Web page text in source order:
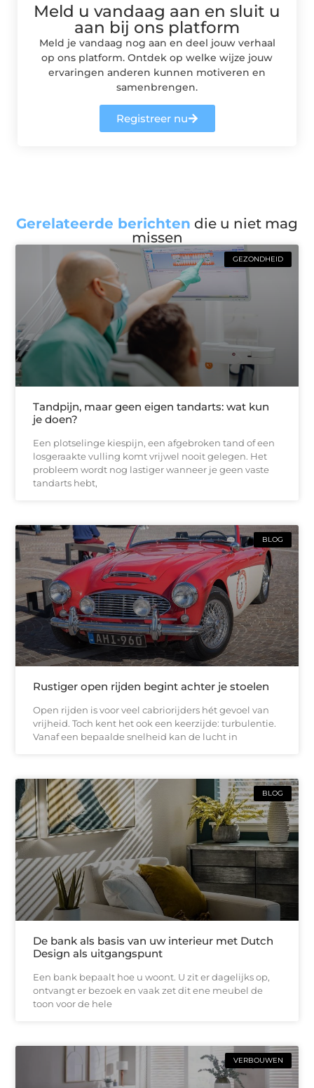
Meld u vandaag aan en sluit u
aan bij ons platform
Meld je vandaag nog aan en deel jouw verhaal
op ons platform. Ontdek op welke wijze jouw
ervaringen anderen kunnen motiveren en
samenbrengen.
Registreer nu
Gerelateerde berichten die u niet mag
missen
GEZONDHEID
Tandpijn, maar geen eigen tandarts: wat kun
je doen?
Een plotselinge kiespijn, een afgebroken tand of een
losgeraakte vulling komt vrijwel nooit gelegen. Het
probleem wordt nog lastiger wanneer je geen vaste
tandarts hebt,
BLOG
Rustiger open rijden begint achter je stoelen
Open rijden is voor veel cabriorijders hét gevoel van
vrijheid. Toch kent het ook een keerzijde: turbulentie.
Vanaf een bepaalde snelheid kan de lucht in
BLOG
De bank als basis van uw interieur met Dutch
Design als uitgangspunt
Een bank bepaalt hoe u woont. U zit er dagelijks op,
ontvangt er bezoek en vaak zet dit ene meubel de
toon voor de hele
VERBOUWEN